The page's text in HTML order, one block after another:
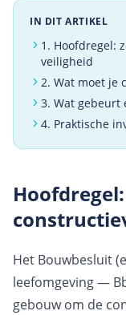
IN DIT ARTIKEL
1 . Hoofdregel:
veiligheid
2. Wat moet je
3. Wat gebeurt
4. Praktische
Het Bouwbesluit
leefomgeving —
gebouw om de